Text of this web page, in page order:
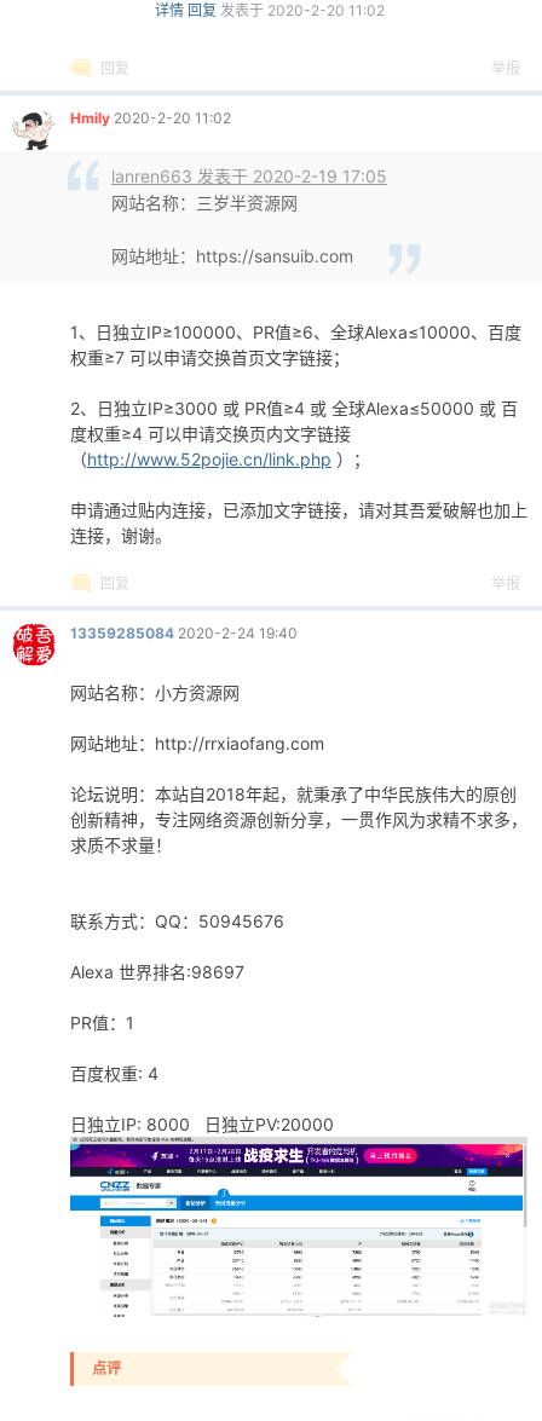
详情 回复 发表于 2020-2-20 11:02
回复 举报
Hmily 2020-2-20 11:02
lanren663 发表于 2020-2-19 17:05
网站名称：三岁半资源网
网站地址：https://sansuib.com
1、日独立IP≥100000、PR值≥6、全球Alexa≤10000、百度
权重≥7 可以申请交换首页文字链接；
2、日独立IP≥3000 或 PR值≥4 或 全球Alexa≤50000 或 百
度权重≥4 可以申请交换页内文字链接
（http://www.52pojie.cn/link.php ）；
申请通过贴内连接，已添加文字链接，请对其吾爱破解也加上
连接，谢谢。
回复 举报
13359285084 2020-2-24 19:40
网站名称：小方资源网
网站地址：http://rrxiaofang.com
论坛说明：本站自2018年起，就秉承了中华民族伟大的原创
创新精神，专注网络资源创新分享，一贯作风为求精不求多，
求质不求量！
联系方式：QQ：50945676
Alexa 世界排名:98697
PR值：1
百度权重: 4
日独立IP: 8000 日独立PV:20000
点评